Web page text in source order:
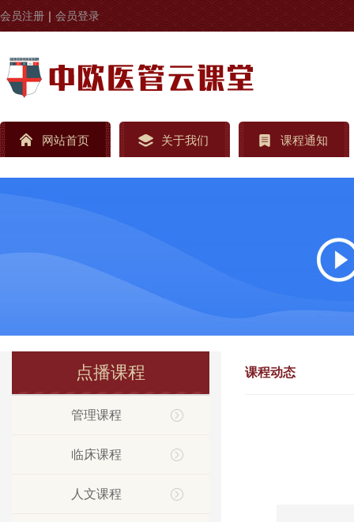
会员注册 ｜ 会员登录
网站首页 关于我们 课程通知
点播课程
管理课程
临床课程
人文课程
课程动态